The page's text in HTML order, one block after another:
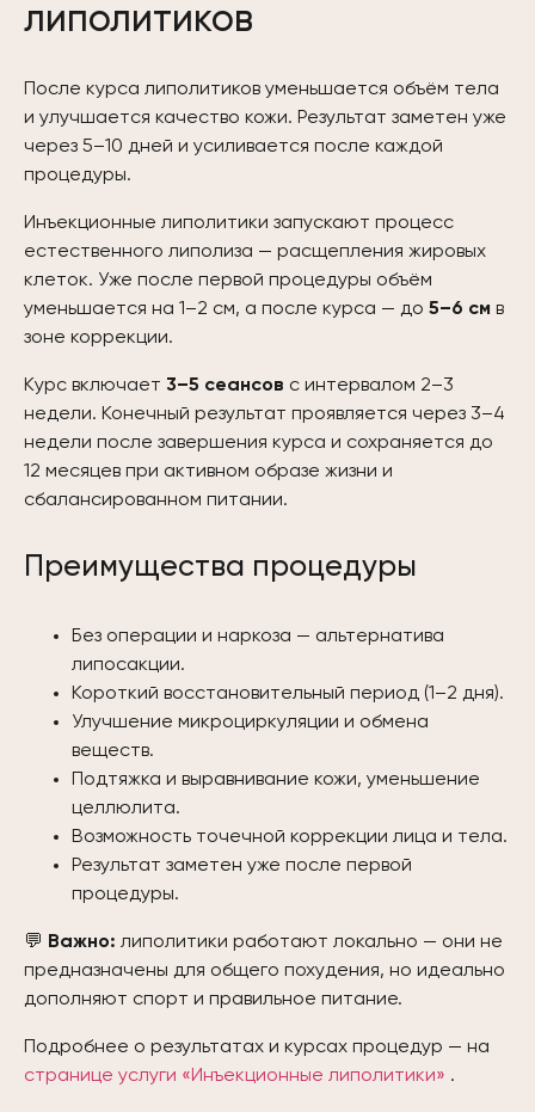
липолитиков
После курса липолитиков уменьшается объём тела
и улучшается качество кожи. Результат заметен уже
через 5–10 дней и усиливается после каждой
процедуры.
Инъекционные липолитики запускают процесс
естественного липолиза — расщепления жировых
клеток. Уже после первой процедуры объём
уменьшается на 1–2 см, а после курса — до 5–6 см в
зоне коррекции.
Курс включает 3–5 сеансов с интервалом 2–3
недели. Конечный результат проявляется через 3–4
недели после завершения курса и сохраняется до
12 месяцев при активном образе жизни и
сбалансированном питании.
Преимущества процедуры
Без операции и наркоза — альтернатива
липосакции.
Короткий восстановительный период (1–2 дня).
Улучшение микроциркуляции и обмена
веществ.
Подтяжка и выравнивание кожи, уменьшение
целлюлита.
Возможность точечной коррекции лица и тела.
Результат заметен уже после первой
процедуры.
💬 Важно: липолитики работают локально — они не
предназначены для общего похудения, но идеально
дополняют спорт и правильное питание.
Подробнее о результатах и курсах процедур — на
странице услуги «Инъекционные липолитики» .